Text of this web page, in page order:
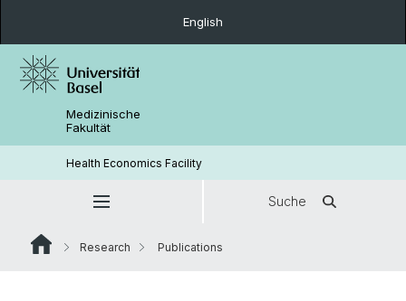
English
Medizinische
Fakultät
Health Economics Facility
Suche
Research Publications